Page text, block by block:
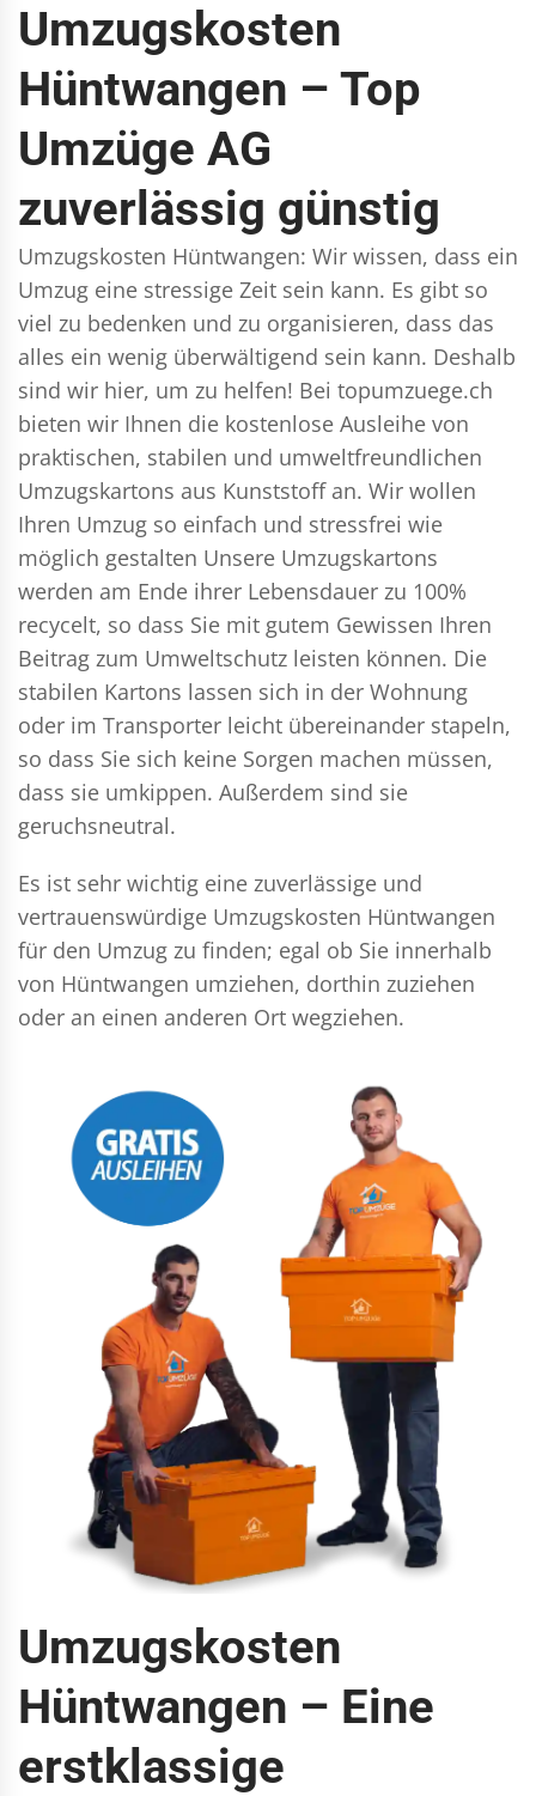
Umzugskosten
Hüntwangen – Top
Umzüge AG
zuverlässig günstig
Umzugskosten Hüntwangen: Wir wissen, dass ein
Umzug eine stressige Zeit sein kann. Es gibt so
viel zu bedenken und zu organisieren, dass das
alles ein wenig überwältigend sein kann. Deshalb
sind wir hier, um zu helfen! Bei topumzuege.ch
bieten wir Ihnen die kostenlose Ausleihe von
praktischen, stabilen und umweltfreundlichen
Umzugskartons aus Kunststoff an. Wir wollen
Ihren Umzug so einfach und stressfrei wie
möglich gestalten Unsere Umzugskartons
werden am Ende ihrer Lebensdauer zu 100%
recycelt, so dass Sie mit gutem Gewissen Ihren
Beitrag zum Umweltschutz leisten können. Die
stabilen Kartons lassen sich in der Wohnung
oder im Transporter leicht übereinander stapeln,
so dass Sie sich keine Sorgen machen müssen,
dass sie umkippen. Außerdem sind sie
geruchsneutral.
Es ist sehr wichtig eine zuverlässige und
vertrauenswürdige Umzugskosten Hüntwangen
für den Umzug zu finden; egal ob Sie innerhalb
von Hüntwangen umziehen, dorthin zuziehen
oder an einen anderen Ort wegziehen.
Umzugskosten
Hüntwangen – Eine
erstklassige